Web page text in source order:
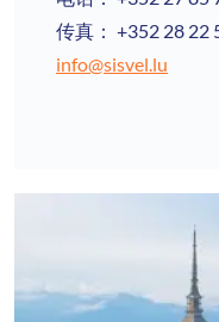
传真： +352 28 22
info@sisvel.lu